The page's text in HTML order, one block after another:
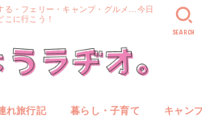
る・フェリー・キャンプ・グルメ…今日
こに行こう！
れ旅行記 暮らし・子育て キャン
SEARCH